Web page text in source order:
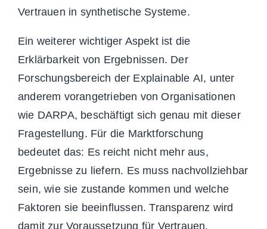
Vertrauen in synthetische Systeme.
Ein weiterer wichtiger Aspekt ist die
Erklärbarkeit von Ergebnissen. Der
Forschungsbereich der Explainable AI, unter
anderem vorangetrieben von Organisationen
wie DARPA, beschäftigt sich genau mit dieser
Fragestellung. Für die Marktforschung
bedeutet das: Es reicht nicht mehr aus,
Ergebnisse zu liefern. Es muss nachvollziehbar
sein, wie sie zustande kommen und welche
Faktoren sie beeinflussen. Transparenz wird
damit zur Voraussetzung für Vertrauen.